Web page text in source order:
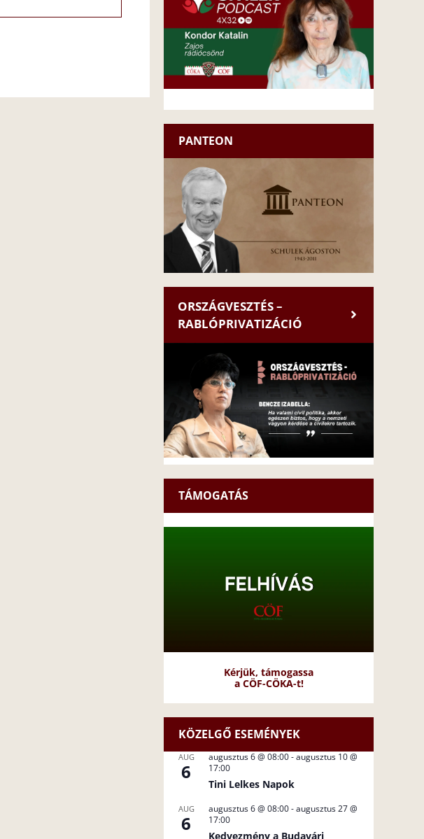
PANTEON
ORSZÁGVESZTÉS –
RABLÓPRIVATIZÁCIÓ
TÁMOGATÁS
Kérjük, támogassa
a CÖF-CÖKA-t!
KÖZELGŐ ESEMÉNYEK
AUG
6
augusztus 6 @ 08:00-augusztus 10 @
17:00
Tini Lelkes Napok
AUG
6
augusztus 6 @ 08:00-augusztus 27 @
17:00
Kedvezmény a Budavári